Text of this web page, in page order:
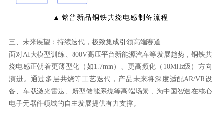
▲ 铭普新品铜铁共烧电感制备流程
三、未来展望：持续迭代，极致集成引领高端赛道
电子元器件领域的自主发展提供有力支撑。